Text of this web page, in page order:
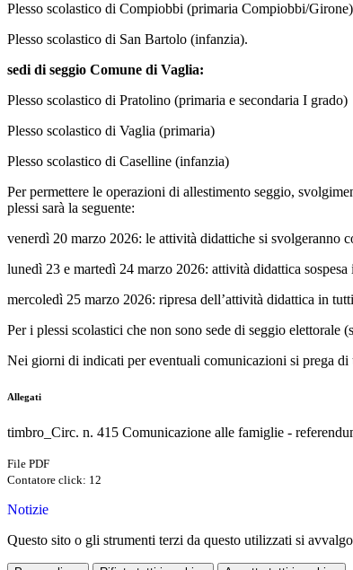
Plesso scolastico di Compiobbi (primaria Compiobbi/Girone)
Plesso scolastico di San Bartolo (infanzia).
sedi di seggio Comune di Vaglia:
Plesso scolastico di Pratolino (primaria e secondaria I grado)
Plesso scolastico di Vaglia (primaria)
Plesso scolastico di Caselline (infanzia)
Per permettere le operazioni di allestimento seggio,
plessi sarà la seguente:
venerdì 20 marzo 2026: le attività didattiche si svolgeranno
lunedì 23 e martedì 24 marzo 2026: attività didattica
mercoledì 25 marzo 2026: ripresa dell’attività didattica in
Per i plessi scolastici che non sono sede di seggio
Nei giorni di indicati per eventuali comunicazioni si prega
Allegati
timbro_Circ. n. 415 Comunicazione alle famiglie -
File PDF
Contatore click: 12
Notizie
Questo sito o gli strumenti terzi da questo utilizzati si